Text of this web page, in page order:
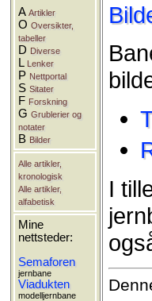
AArtikler
OOversikter,
tabeller
D Diverse
L Lenker
P Nettportal
SSitater
F Forskning
GGrublerier og
notater
B Bilder
Alle artikler,
kronologisk
Alle artikler,
alfabetisk
Mine
nettsteder:
Semaforen
jernbane
Viadukten
modelljernbane
I